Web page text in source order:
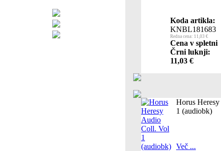
Koda artikla:
KNBL181683
Redna cena: 11,03 €
Cena v spletni
Črni luknji:
11,03 €
Horus
1 (audiobk)
Več ...